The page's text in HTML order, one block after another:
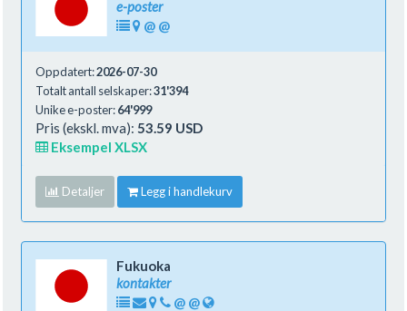
e-poster
@ @
Oppdatert:2026-07-30
Totalt antall selskaper:31'394
Unike e-poster:64'999
Pris (ekskl. mva): 53.59 USD
Eksempel XLSX
Detaljer Legg i handlekurv
Fukuoka
kontakter
@ @